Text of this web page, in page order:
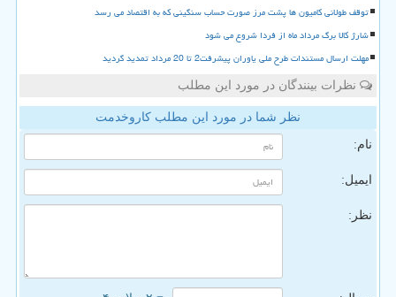
توقف طولانی کامیون ها پشت مرز صورت حساب سنگینی که به اقتصاد می رسد
شارژ کالا برگ مرداد ماه از فردا شروع می شود
مهلت ارسال مستندات طرح ملی یاوران پیشرفت2 تا 20 مرداد تمدید گردید
نظرات بینندگان در مورد این مطلب
نظر شما در مورد این مطلب کاروخدمت
نام:
ایمیل:
نظر: